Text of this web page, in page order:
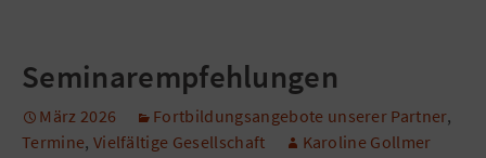
Seminarempfehlungen
März 2026 Fortbildungsangebote unserer Partner,
Termine, Vielfältige Gesellschaft Karoline Gollmer